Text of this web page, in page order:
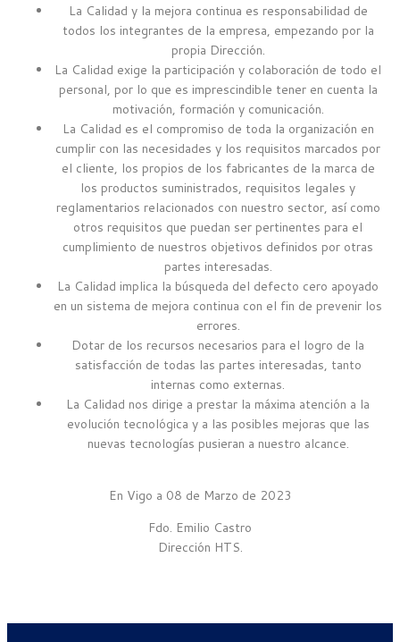
La Calidad y la mejora continua es responsabilidad de
todos los integrantes de la empresa, empezando por la
propia Dirección.
La Calidad exige la participación y colaboración de todo el
personal, por lo que es imprescindible tener en cuenta la
motivación, formación y comunicación.
La Calidad es el compromiso de toda la organización en
cumplir con las necesidades y los requisitos marcados por
el cliente, los propios de los fabricantes de la marca de
los productos suministrados, requisitos legales y
reglamentarios relacionados con nuestro sector, así como
otros requisitos que puedan ser pertinentes para el
cumplimiento de nuestros objetivos definidos por otras
partes interesadas.
La Calidad implica la búsqueda del defecto cero apoyado
en un sistema de mejora continua con el fin de prevenir los
errores.
Dotar de los recursos necesarios para el logro de la
satisfacción de todas las partes interesadas, tanto
internas como externas.
La Calidad nos dirige a prestar la máxima atención a la
evolución tecnológica y a las posibles mejoras que las
nuevas tecnologías pusieran a nuestro alcance.
En Vigo a 08 de Marzo de 2023
Fdo. Emilio Castro
Dirección HTS.